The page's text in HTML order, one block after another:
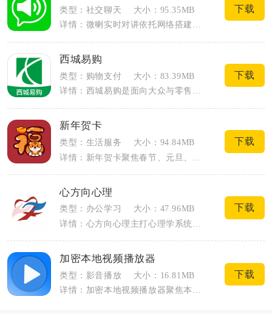
类型：社交聊天
大小：95.35MB
详情：微喇实时对讲依托网络搭建跨距离即时语音通讯渠道，将智能手机转化为多功能网络对...
下载
西城易购
类型：购物支付
大小：83.39MB
详情：西城易购是面向大众与零售商户的线上医药采购商城APP，平台整合线下连锁药店资...
下载
新年贺卡
类型：生活服务
大小：94.84MB
下载
心方向心理
类型：办公学习
大小：47.96MB
下载
加密本地视频播放器
类型：影音播放
大小：16.81MB
下载